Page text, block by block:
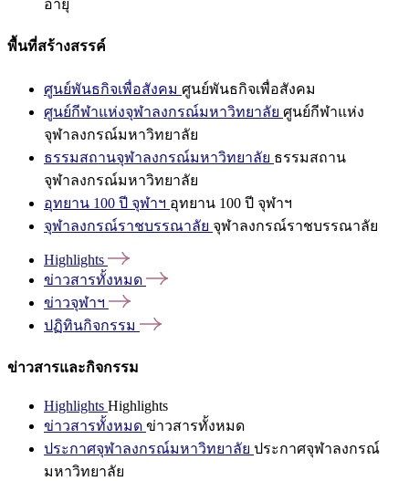
อายุ
พื้นที่สร้างสรรค์
ศูนย์พันธกิจเพื่อสังคม ศูนย์พันธกิจเพื่อสังคม
ศูนย์กีฬาแห่งจุฬาลงกรณ์มหาวิทยาลัย ศูนย์กีฬาแห่ง
จุฬาลงกรณ์มหาวิทยาลัย
ธรรมสถานจุฬาลงกรณ์มหาวิทยาลัย ธรรมสถาน
จุฬาลงกรณ์มหาวิทยาลัย
อุทยาน 100 ปี จุฬาฯ อุทยาน 100 ปี จุฬาฯ
จุฬาลงกรณ์ราชบรรณาลัย จุฬาลงกรณ์ราชบรรณาลัย
Highlights
ข่าวสารทั้งหมด
ข่าวจุฬาฯ
ปฏิทินกิจกรรม
ข่าวสารและกิจกรรม
Highlights Highlights
ข่าวสารทั้งหมด ข่าวสารทั้งหมด
ประกาศจุฬาลงกรณ์มหาวิทยาลัย ประกาศจุฬาลงกรณ์
มหาวิทยาลัย